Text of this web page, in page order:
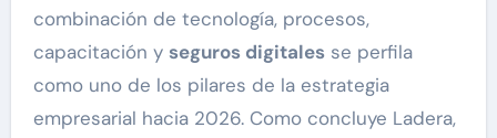
combinación de tecnología, procesos,
capacitación y seguros digitalesse perfila
como uno de los pilares de la estrategia
empresarial hacia 2026. Como concluye Ladera,